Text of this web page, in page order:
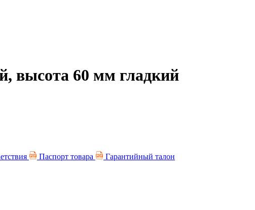
высота 60 мм гладкий
Паспорт товара
Гарантийный талон